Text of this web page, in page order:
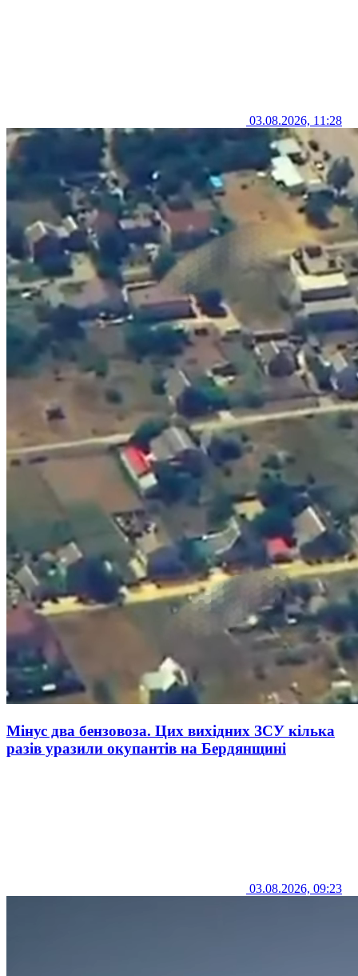
03.08.2026, 11:28
Мінус два бензовоза. Цих вихідних ЗСУ кілька
разів уразили окупантів на Бердянщині
03.08.2026, 09:23